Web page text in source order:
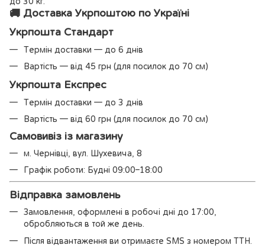
🚚 Доставка Укрпоштою по Україні
Укрпошта Стандарт
Термін доставки — до 6 днів
Вартість — від 45 грн (для посилок до 70 см)
Укрпошта Експрес
Термін доставки — до 3 днів
Вартість — від 60 грн (для посилок до 70 см)
Самовивіз із магазину
м. Чернівці, вул. Шухевича, 8
Графік роботи: Будні 09:00–18:00
Відправка замовлень
Замовлення, оформлені в робочі дні до 17:00,
обробляються в той же день.
Після відвантаження ви отримаєте SMS з номером ТТН.